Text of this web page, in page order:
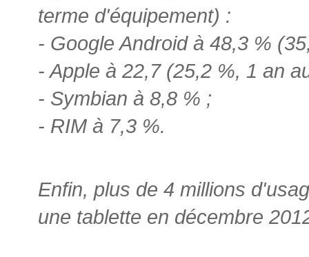
terme d'équipement) :
- Google Android à 48,3 %
- Apple à 22,7 (25,2 %, 1 an
- Symbian à 8,8 % ;
- RIM à 7,3 %.
Enfin, plus de 4 millions
une tablette en décembre